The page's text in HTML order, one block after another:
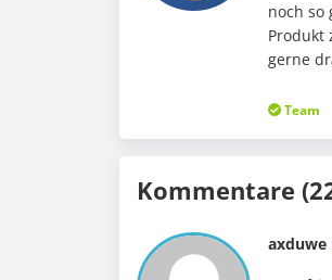
noch so
Produkt
gerne
Team
Kommentare
axduwe